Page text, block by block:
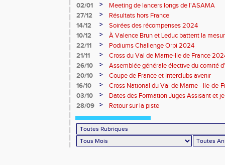
02/01
>
Meeting de lancers longs de l'ASAMA
27/12
>
Résultats hors France
14/12
>
Soirées des récompenses 2024
10/12
>
À Valence Brun et Leduc battent la
22/11
>
Podiums Challenge Orpi 2024
21/11
>
Cross du Val de Marne-Ile de France
26/10
>
Assemblée générale élective du comité
Marne
20/10 >
Coupe de France et Interclubs avenir
16/10
>
Cross National du Val de Marne - Ile-de-
03/10
>
Dates des Formation Juges Assisant et
28/09
> Retour sur la piste